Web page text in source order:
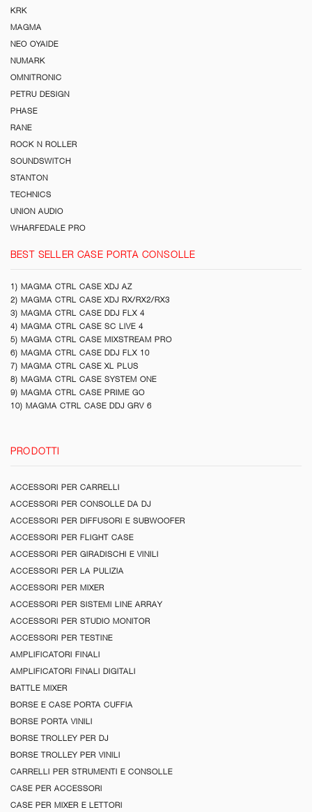
KRK
MAGMA
NEO OYAIDE
NUMARK
OMNITRONIC
PETRU DESIGN
PHASE
RANE
ROCK N ROLLER
SOUNDSWITCH
STANTON
TECHNICS
UNION AUDIO
WHARFEDALE PRO
BEST SELLER CASE PORTA CONSOLLE
1) MAGMA CTRL CASE XDJ AZ
2) MAGMA CTRL CASE XDJ RX/RX2/RX3
3) MAGMA CTRL CASE DDJ FLX 4
4) MAGMA CTRL CASE SC LIVE 4
5) MAGMA CTRL CASE MIXSTREAM PRO
6) MAGMA CTRL CASE DDJ FLX 10
7) MAGMA CTRL CASE XL PLUS
8) MAGMA CTRL CASE SYSTEM ONE
9) MAGMA CTRL CASE PRIME GO
10) MAGMA CTRL CASE DDJ GRV 6
PRODOTTI
ACCESSORI PER CARRELLI
ACCESSORI PER CONSOLLE DA DJ
ACCESSORI PER DIFFUSORI E SUBWOOFER
ACCESSORI PER FLIGHT CASE
ACCESSORI PER GIRADISCHI E VINILI
ACCESSORI PER LA PULIZIA
ACCESSORI PER MIXER
ACCESSORI PER SISTEMI LINE ARRAY
ACCESSORI PER STUDIO MONITOR
ACCESSORI PER TESTINE
AMPLIFICATORI FINALI
AMPLIFICATORI FINALI DIGITALI
BATTLE MIXER
BORSE E CASE PORTA CUFFIA
BORSE PORTA VINILI
BORSE TROLLEY PER DJ
BORSE TROLLEY PER VINILI
CARRELLI PER STRUMENTI E CONSOLLE
CASE PER ACCESSORI
CASE PER MIXER E LETTORI